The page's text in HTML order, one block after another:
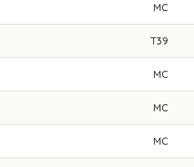
MC
T39
MC
MC
MC